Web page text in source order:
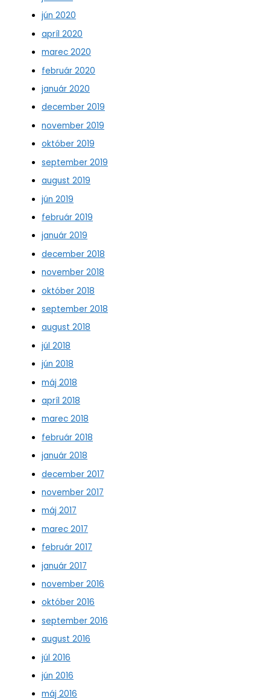
jún 2020
apríl 2020
marec 2020
február 2020
január 2020
december 2019
november 2019
október 2019
september 2019
august 2019
jún 2019
február 2019
január 2019
december 2018
november 2018
október 2018
september 2018
august 2018
júl 2018
jún 2018
máj 2018
apríl 2018
marec 2018
február 2018
január 2018
december 2017
november 2017
máj 2017
marec 2017
február 2017
január 2017
november 2016
október 2016
september 2016
august 2016
júl 2016
jún 2016
máj 2016